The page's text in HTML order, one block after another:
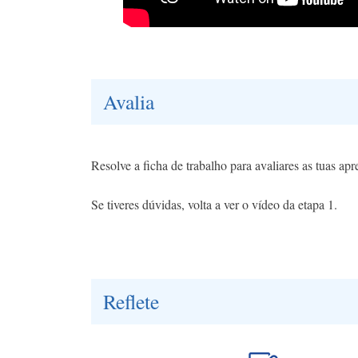
Avalia
Resolve a ficha de trabalho para avaliares as tuas
Se tiveres dúvidas, volta a ver o vídeo da etapa 1.
Reflete